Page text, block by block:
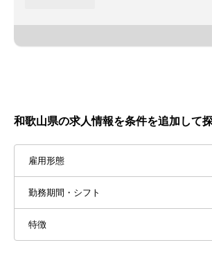
和歌山県の求人情報を条件を追加して
雇用形態
勤務期間・シフト
特徴